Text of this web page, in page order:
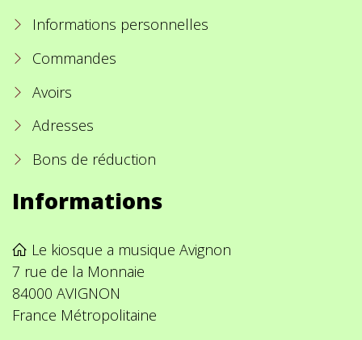
Informations personnelles
Commandes
Avoirs
Adresses
Bons de réduction
Informations
Le kiosque a musique Avignon
7 rue de la Monnaie
84000 AVIGNON
France Métropolitaine